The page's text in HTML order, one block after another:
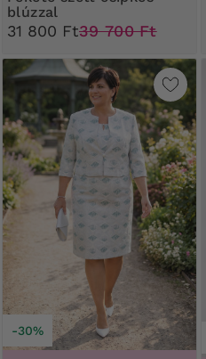
blúzzal
31 800 Ft39 700 Ft
-30%